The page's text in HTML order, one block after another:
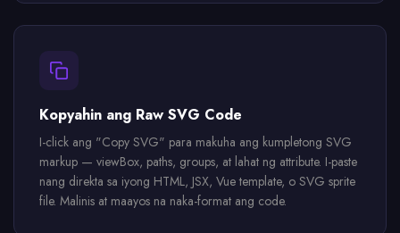
Kopyahin ang Raw SVG Code
I-click ang "Copy SVG" para makuha ang kumpletong SVG
markup — viewBox, paths, groups, at lahat ng attribute. I-paste
nang direkta sa iyong HTML, JSX, Vue template, o SVG sprite
file. Malinis at maayos na naka-format ang code.